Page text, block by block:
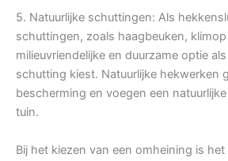
5. Natuurlijke schuttingen: Als
schuttingen, zoals haagbeuken,
milieuvriendelijke en duurzame optie
schutting kiest. Natuurlijke hekwerken
bescherming en voegen een
tuin.
Bij het kiezen van een omheining is